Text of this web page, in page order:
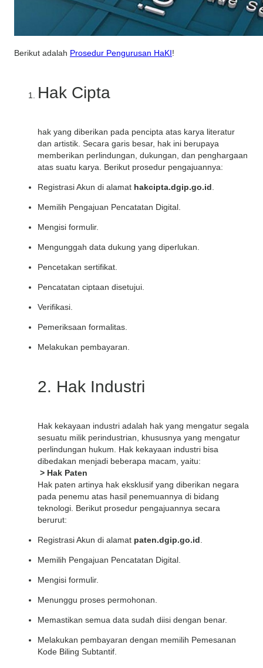
Berikut adalah Prosedur Pengurusan HaKI!
Hak Cipta
hak yang diberikan pada pencipta atas karya literatur
dan artistik. Secara garis besar, hak ini berupaya
memberikan perlindungan, dukungan, dan penghargaan
atas suatu karya. Berikut prosedur pengajuannya:
Registrasi Akun di alamat hakcipta.dgip.go.id.
Memilih Pengajuan Pencatatan Digital.
Mengisi formulir.
Mengunggah data dukung yang diperlukan.
Pencetakan sertifikat.
Pencatatan ciptaan disetujui.
Verifikasi.
Pemeriksaan formalitas.
Melakukan pembayaran.
2. Hak Industri
Hak kekayaan industri adalah hak yang mengatur segala
sesuatu milik perindustrian, khususnya yang mengatur
perlindungan hukum. Hak kekayaan industri bisa
dibedakan menjadi beberapa macam, yaitu:
> Hak Paten
Hak paten artinya hak eksklusif yang diberikan negara
pada penemu atas hasil penemuannya di bidang
teknologi. Berikut prosedur pengajuannya secara
berurut:
Registrasi Akun di alamat paten.dgip.go.id.
Memilih Pengajuan Pencatatan Digital.
Mengisi formulir.
Menunggu proses permohonan.
Memastikan semua data sudah diisi dengan benar.
Melakukan pembayaran dengan memilih Pemesanan
Kode Biling Subtantif.